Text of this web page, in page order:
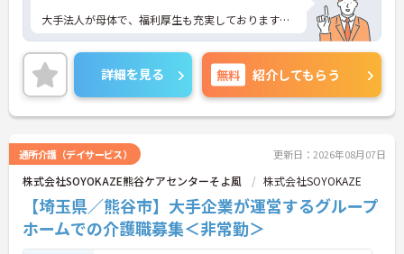
大手法人が母体で、福利厚生も充実しております。
ご興味ある方には、面接対策ポイントなど、さらに
詳細をお話しいたしますのでお気軽にご相談くださ
い！
詳細を見る 無料 紹介してもらう
通所介護（デイサービス） 更新日：2026年08月07日
株式会社SOYOKAZE熊谷ケアセンターそよ風 株式会社SOYOKAZE
【埼玉県／熊谷市】大手企業が運営するグループ
ホームでの介護職募集＜非常勤＞